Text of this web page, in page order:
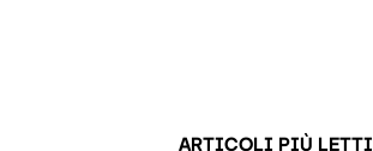
ARTICOLI PIÙ LETTI